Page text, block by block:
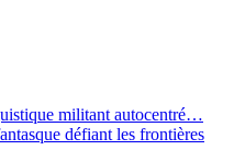
militant autocentré…
défiant les frontières